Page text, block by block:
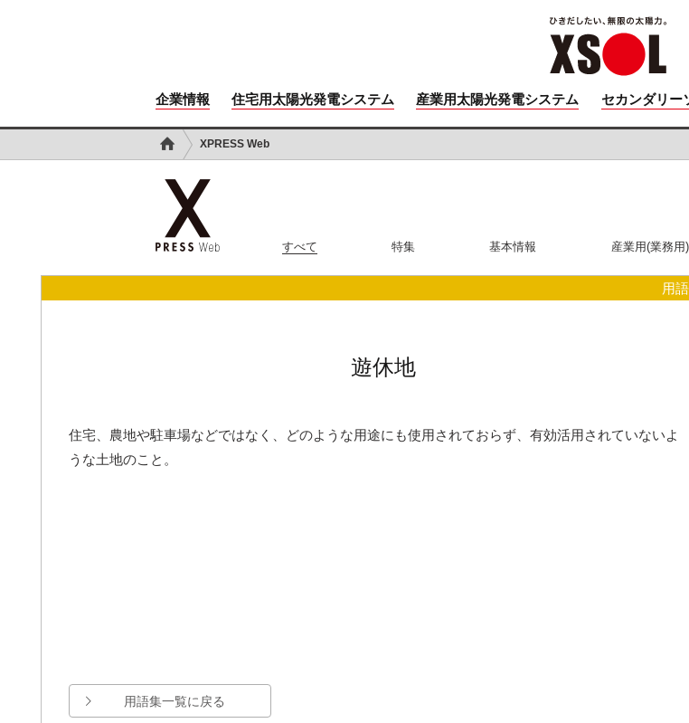
企業情報 住宅用太陽光発電システム 産業用太陽光発電システム セカンダリー
XPRESS Web
すべて 特集 基本情報 産業用(業務用)
用
遊休地
住宅、農地や駐車場などではなく、どのような用途にも使用されておらず、有効活用されていないよ
うな土地のこと。
用語集一覧に戻る